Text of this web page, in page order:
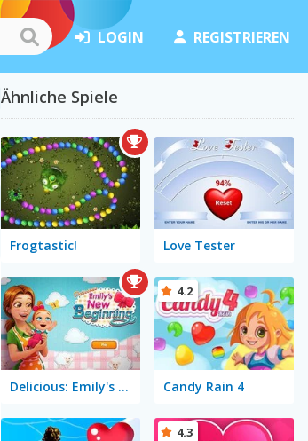
LOGIN REGISTRIEREN
Ähnliche Spiele
Frogtastic! Love Tester
Delicious: Emily's New Beginning Candy Rain 4
4.2
4.3